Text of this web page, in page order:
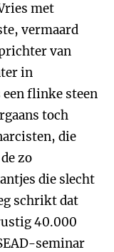
met
vermaard
van
in
een flinke steen
toch
die
zo
die slecht
schrikt dat
40.000
seminar